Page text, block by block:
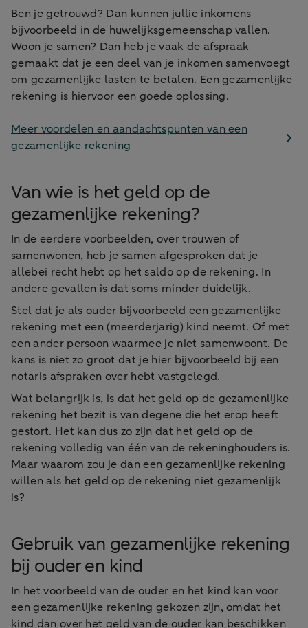
Ben je getrouwd? Dan kunnen jullie inkomens
bijvoorbeeld in de huwelijksgemeenschap vallen.
Woon je samen? Dan heb je vaak de afspraak
gemaakt dat je een deel van je inkomen samenvoegt
om gezamenlijke lasten te betalen. Een gezamenlijke
rekening is hiervoor een goede oplossing.
Meer voordelen en aandachtspunten van een
gezamenlijke rekening
Van wie is het geld op de
gezamenlijke rekening?
In de eerdere voorbeelden, over trouwen of
samenwonen, heb je samen afgesproken dat je
allebei recht hebt op het saldo op de rekening. In
andere gevallen is dat soms minder duidelijk.
Stel dat je als ouder bijvoorbeeld een gezamenlijke
rekening met een (meerderjarig) kind neemt. Of met
een ander persoon waarmee je niet samenwoont. De
kans is niet zo groot dat je hier bijvoorbeeld bij een
notaris afspraken over hebt vastgelegd.
Wat belangrijk is, is dat het geld op de gezamenlijke
rekening het bezit is van degene die het erop heeft
gestort. Het kan dus zo zijn dat het geld op de
rekening volledig van één van de rekeninghouders is.
Maar waarom zou je dan een gezamenlijke rekening
willen als het geld op de rekening niet gezamenlijk
is?
Gebruik van gezamenlijke rekening
bij ouder en kind
In het voorbeeld van de ouder en het kind kan voor
een gezamenlijke rekening gekozen zijn, omdat het
kind dan over het geld van de ouder kan beschikken